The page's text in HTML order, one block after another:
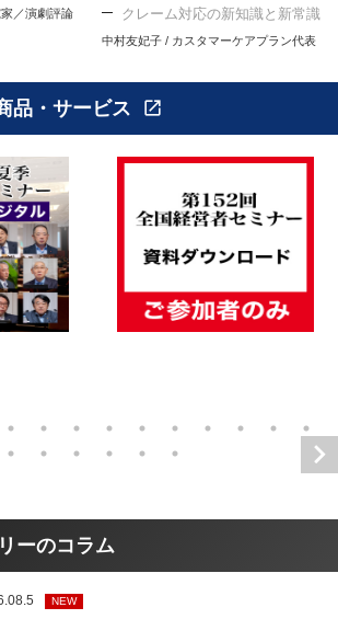
／演劇評論
クレーム対応の新知識と新常識
中村友妃子 / カスタマーケアプラン代表
品・サービス open_in_new
ーのコラム
NEW